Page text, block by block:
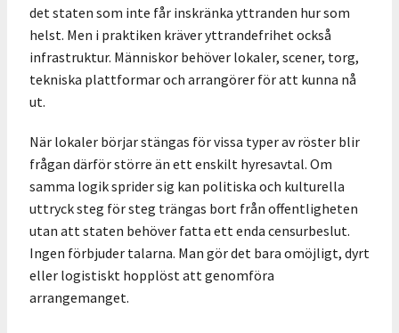
det staten som inte får inskränka yttranden hur som
helst. Men i praktiken kräver yttrandefrihet också
infrastruktur. Människor behöver lokaler, scener, torg,
tekniska plattformar och arrangörer för att kunna nå
ut.
När lokaler börjar stängas för vissa typer av röster blir
frågan därför större än ett enskilt hyresavtal. Om
samma logik sprider sig kan politiska och kulturella
uttryck steg för steg trängas bort från offentligheten
utan att staten behöver fatta ett enda censurbeslut.
Ingen förbjuder talarna. Man gör det bara omöjligt, dyrt
eller logistiskt hopplöst att genomföra
arrangemanget.